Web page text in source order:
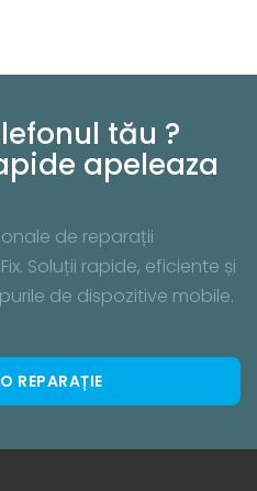
tău ?
apeleaza
de reparații
Soluții rapide, eficiente și
de dispozitive mobile.
REPARAȚIE